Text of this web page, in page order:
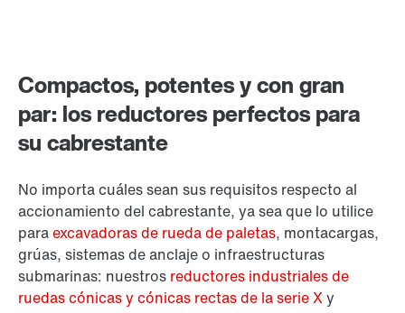
Compactos, potentes y con gran
par: los reductores perfectos para
su cabrestante
No importa cuáles sean sus requisitos respecto al
accionamiento del cabrestante, ya sea que lo utilice
paraexcavadoras de rueda de paletas, montacargas,
grúas, sistemas de anclaje o infraestructuras
submarinas: nuestros reductores industriales de
ruedas cónicas y cónicas rectas de la serie Xy